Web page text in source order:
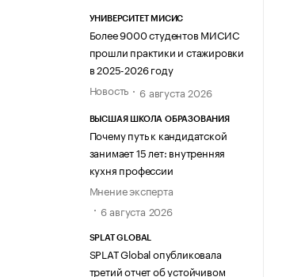
УНИВЕРСИТЕТ МИСИС
Более 9000 студентов МИСИС
прошли практики и стажировки
в 2025-2026 году
Новость
6 августа 2026
ВЫСШАЯ ШКОЛА ОБРАЗОВАНИЯ
Почему путь к кандидатской
занимает 15 лет: внутренняя
кухня профессии
Мнение эксперта
6 августа 2026
SPLAT GLOBAL
SPLAT Global опубликовала
третий отчет об устойчивом